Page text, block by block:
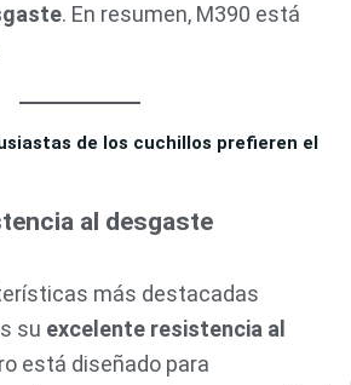
. En resumen, M390 está
de los cuchillos prefieren el
al desgaste
más destacadas
su excelente resistencia al
está diseñado para